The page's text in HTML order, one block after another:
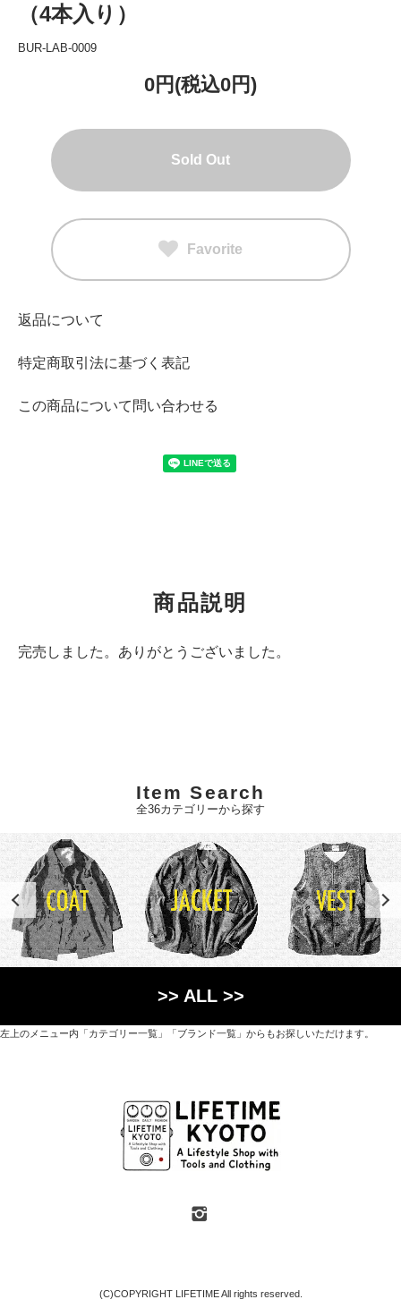
（4本入り）
BUR-LAB-0009
0円(税込0円)
Sold Out
Favorite
返品について
特定商取引法に基づく表記
この商品について問い合わせる
商品説明
完売しました。ありがとうございました。
Item Search
全36カテゴリーから探す
>> ALL >>
左上のメニュー内「カテゴリー一覧」「ブランド一覧」からもお探しいただけます。
オリジナルを含むファッションアイテムが中心の
京都・紫野にあるライフスタイルショップです。
京都府京都市北区紫野上築山町21（1階と2階）
定休日 / 水・日曜
(C)COPYRIGHT LIFETIME All rights reserved.